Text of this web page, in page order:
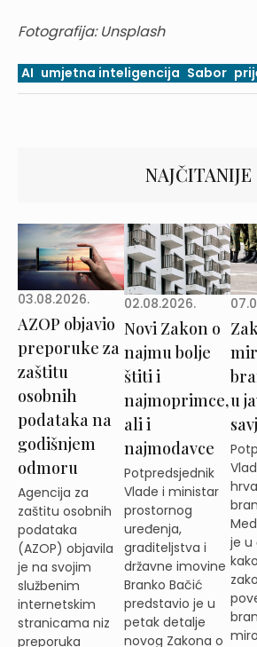
Fotografija: Unsplash
AI umjetna inteligencija Sabor
NAJČITANIJE
03.08.2026.
AZOP objavio
preporuke za
zaštitu
osobnih
podataka na
godišnjem
odmoru
Agencija za
zaštitu osobnih
podataka
(AZOP) objavila
je na svojim
službenim
internetskim
stranicama niz
preporuka
02.08.2026.
Novi Zakon o
najmu bolje
štiti i
najmoprimce,
ali i
najmodavce
Potpredsjednik
Vlade i ministar
prostornog
uređenja,
graditeljstva i
državne imovine
Branko Bačić
predstavio je u
petak detalje
novog Zakona o
u
je u